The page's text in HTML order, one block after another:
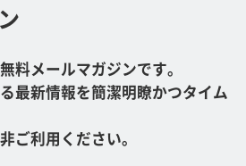
料メールマガジンです。
最新情報を簡潔明瞭かつタイム
ご利用ください。